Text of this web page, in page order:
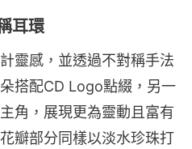
耳環
靈感，並透過不對稱手法
搭配CD Logo點綴，另一
角，展現更為靈動且富有
瓣部分同樣以淡水珍珠打